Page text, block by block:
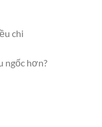
chi
ngốc hơn?